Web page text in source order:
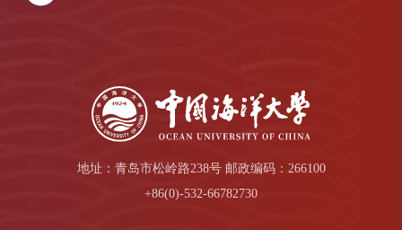
地址：青岛市松岭路238号 邮政编码：266100
+86(0)-532-66782730